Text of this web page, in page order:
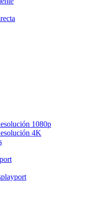
1080p
4K